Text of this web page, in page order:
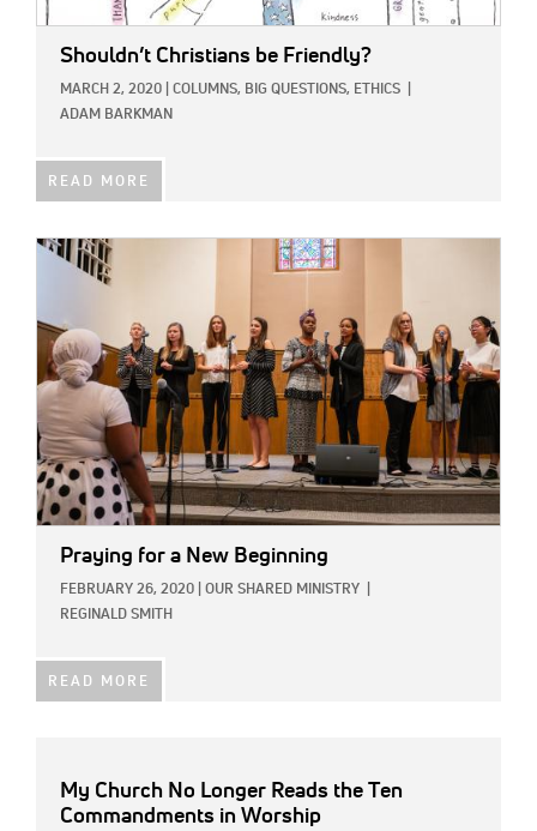
Shouldn’t Christians be Friendly?
MARCH 2, 2020 COLUMNS, BIG QUESTIONS, ETHICS
ADAM BARKMAN
READ MORE
IMAGE:
Praying for a New Beginning
FEBRUARY 26, 2020 OUR SHARED MINISTRY
REGINALD SMITH
READ MORE
My Church No Longer Reads the Ten
Commandments in Worship